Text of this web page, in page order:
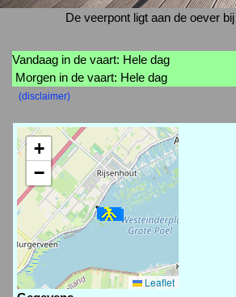
De veerpont ligt aan de oever
Vandaag in de vaart: Hele dag
Morgen in de vaart: Hele dag
(disclaimer)
+
−
Leaflet